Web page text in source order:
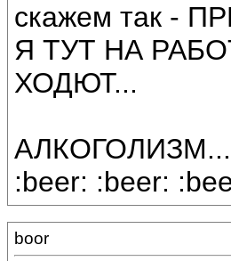
скажем так -
Я ТУТ НА
ХОДЮТ...
АЛКОГОЛИЗМ...
:beer: :beer:
boor